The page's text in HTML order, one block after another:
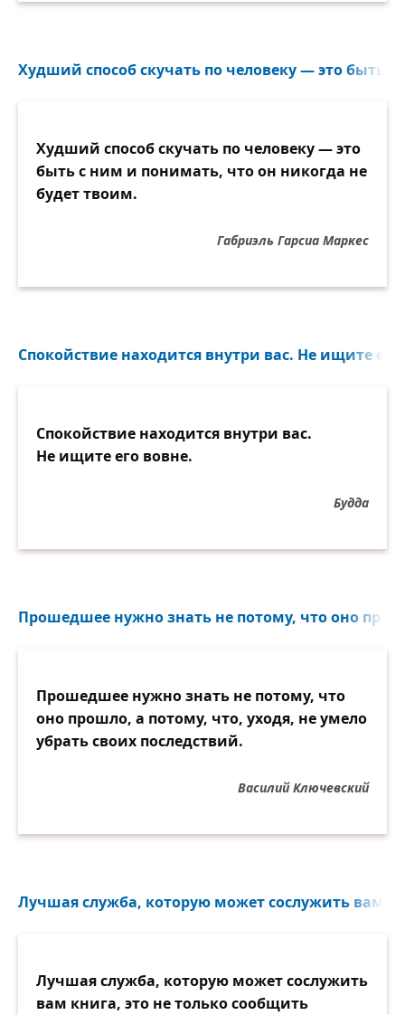
Худший способ скучать по человеку — это быть
Худший способ скучать по человеку — это
быть с ним и понимать, что он никогда не
будет твоим.
Габриэль Гарсиа Маркес
Спокойствие находится внутри вас. Не ищите его
Спокойствие находится внутри вас.
Не ищите его вовне.
Будда
Прошедшее нужно знать не потому, что оно
Прошедшее нужно знать не потому, что
оно прошло, а потому, что, уходя, не умело
убрать своих последствий.
Василий Ключевский
Лучшая служба, которую может сослужить вам
Лучшая служба, которую может сослужить
вам книга, это не только сообщить